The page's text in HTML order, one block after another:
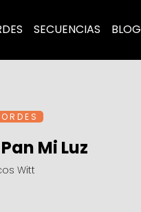
SECUENCIAS BLOG
R D E S
Mi Luz
Witt